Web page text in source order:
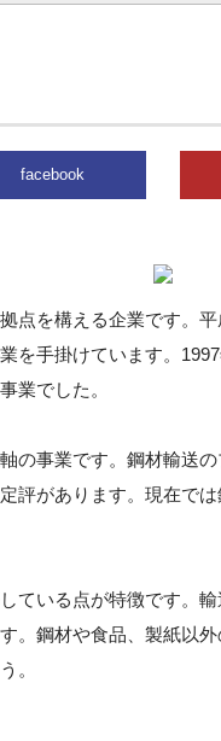
facebook
点を構える企業です。
を手掛けています。
業でした。
の事業です。鋼材輸送
評があります。現在で
ている点が特徴です。
。鋼材や食品、製紙以
。